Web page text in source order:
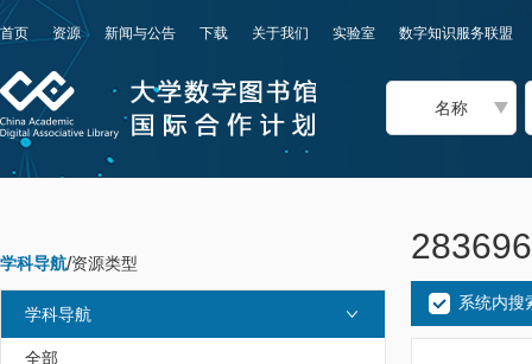
首页 资源 新闻与公告 下载 关于我们 实验室 数字知识服务联盟
名称
学科导航/资源类型
学科导航
全部
系统内搜